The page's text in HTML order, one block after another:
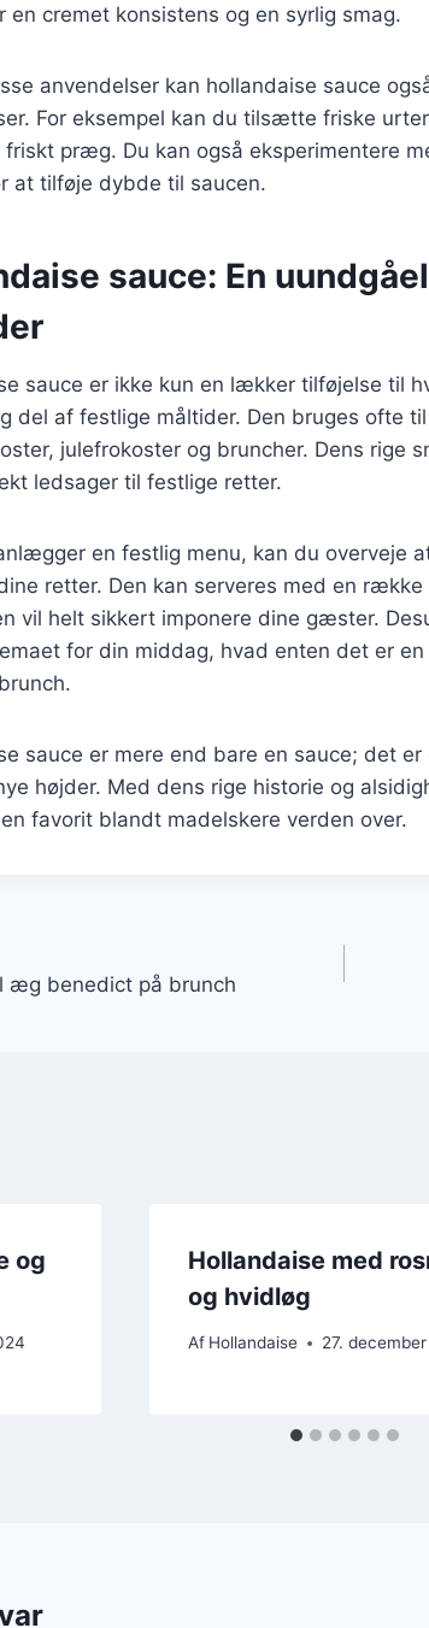
en cremet konsistens og en syrlig smag.
anvendelser kan hollandaise sauce
For eksempel kan du tilsætte friske
friskt præg. Du kan også eksperimentere
at tilføje dybde til saucen.
sauce: En
sauce er ikke kun en lækker tilføjelse til
del af festlige måltider. Den bruges ofte
julefrokoster og bruncher. Dens rige
ledsager til festlige retter.
en festlig menu, kan du overveje
retter. Den kan serveres med en
vil helt sikkert imponere dine gæster.
for din middag, hvad enten det er
sauce er mere end bare en sauce; det
højder. Med dens rige historie og
favorit blandt madelskere verden over.
æg benedict på brunch
og
Hollandaise med
og hvidløg
Af Hollandaise 27.